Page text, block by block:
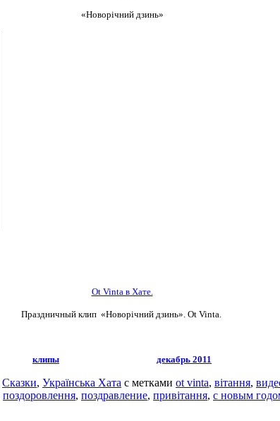
«Новорічний дзинь»
Ot Vinta в Хате.
Праздничный клип «Новорічний дзинь». Ot Vinta.
клипы декабрь 2011
Сказки, Українська Хата с метками ot vinta, вітання,
поздоровлення, поздравление, привітання, с новым